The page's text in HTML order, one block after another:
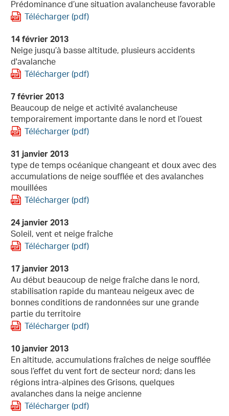
Prédominance d’une situation avalancheuse favorable
Télécharger (pdf)
14 février 2013
Neige jusqu’à basse altitude, plusieurs accidents
d'avalanche
Télécharger (pdf)
7 février 2013
Beaucoup de neige et activité avalancheuse
temporairement importante dans le nord et l’ouest
Télécharger (pdf)
31 janvier 2013
type de temps océanique changeant et doux avec des
accumulations de neige soufflée et des avalanches
mouillées
Télécharger (pdf)
24 janvier 2013
Soleil, vent et neige fraîche
Télécharger (pdf)
17 janvier 2013
Au début beaucoup de neige fraîche dans le nord,
stabilisation rapide du manteau neigeux avec de
bonnes conditions de randonnées sur une grande
partie du territoire
Télécharger (pdf)
10 janvier 2013
En altitude, accumulations fraîches de neige soufflée
sous l’effet du vent fort de secteur nord; dans les
régions intra-alpines des Grisons, quelques
avalanches dans la neige ancienne
Télécharger (pdf)